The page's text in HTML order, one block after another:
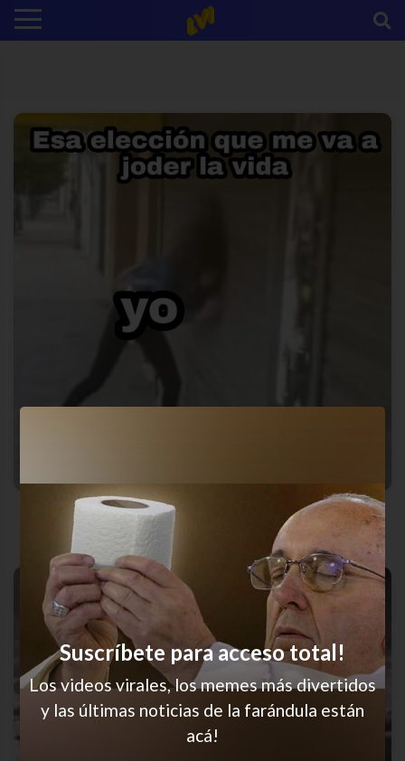
Siempre igual
Suscríbete para acceso total!
Los videos virales, los memes más divertidos
y las últimas noticias de la farándula están
acá!